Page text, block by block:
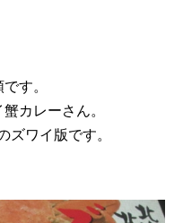
す。
カレーさん。
ズワイ版です。